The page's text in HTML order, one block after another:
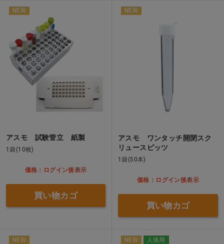
NEW
アスモ 試験管立 紙製
1袋(10枚)
価格：ログイン後表示
買い物カゴ
NEW
アスモ ワンタッチ開閉スク
リュースピッツ
1袋(50本)
価格：ログイン後表示
買い物カゴ
NEW NEW 人体用